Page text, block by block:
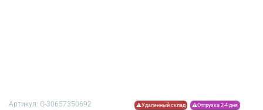
Артикул: G-30657350692
⚠Удаленный склад ⚠Отгрузка 2-4 дня